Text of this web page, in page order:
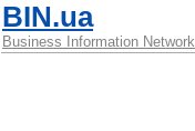
BIN.ua
Business Information Network